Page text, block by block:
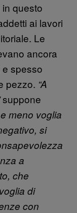
questo
ai lavori
Le
ancora
e spesso
pezzo. “A
suppone
meno voglia
si
a
che
di
con